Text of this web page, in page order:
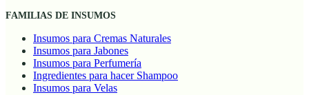
FAMILIAS DE INSUMOS
Insumos para Cremas Naturales
Insumos para Jabones
Insumos para Perfumería
Ingredientes para hacer Shampoo
Insumos para Velas